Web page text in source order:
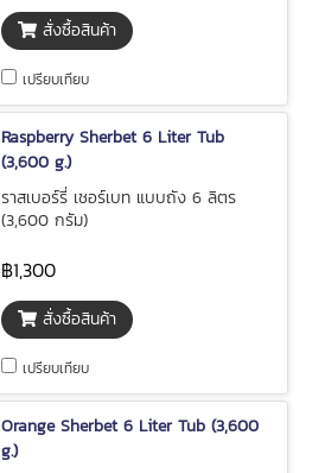
สั่งซื้อสินค้า
เปรียบเทียบ
Raspberry Sherbet 6 Liter Tub
(3,600 g.)
ราสเบอร์รี่ เชอร์เบท แบบถัง 6 ลิตร
(3,600 กรัม)
฿1,300
สั่งซื้อสินค้า
เปรียบเทียบ
Orange Sherbet 6 Liter Tub (3,600
g.)